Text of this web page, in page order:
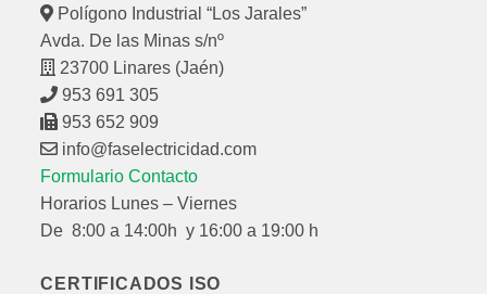
Polígono Industrial “Los Jarales”
Avda. De las Minas s/nº
23700 Linares (Jaén)
953 691 305
953 652 909
info@faselectricidad.com
Formulario Contacto
Horarios Lunes – Viernes
De 8:00 a 14:00h y 16:00 a 19:00 h
CERTIFICADOS ISO